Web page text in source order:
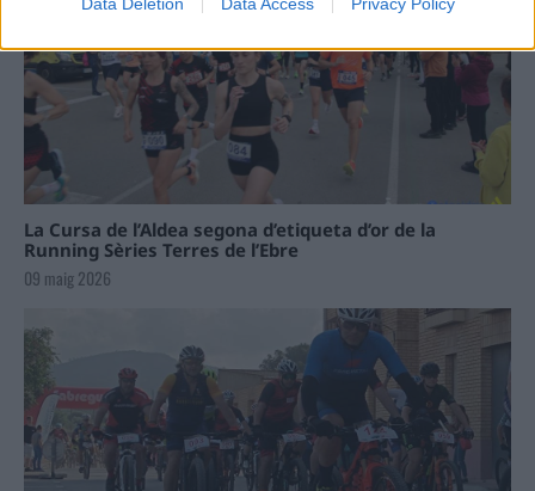
La Cursa de l’Aldea segona d’etiqueta d’or de la
Running Sèries Terres de l’Ebre
09 maig 2026